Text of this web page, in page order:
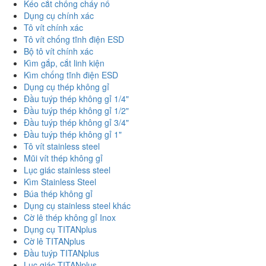
Kéo cắt chống cháy nổ
Dụng cụ chính xác
Tô vít chính xác
Tô vít chống tĩnh điện ESD
Bộ tô vít chính xác
Kìm gắp, cắt linh kiện
Kìm chống tĩnh điện ESD
Dụng cụ thép không gỉ
Đầu tuýp thép không gỉ 1/4"
Đầu tuýp thép không gỉ 1/2"
Đầu tuýp thép không gỉ 3/4"
Đầu tuýp thép không gỉ 1"
Tô vít stainless steel
Mũi vít thép không gỉ
Lục giác stainless steel
Kìm Stainless Steel
Búa thép không gỉ
Dụng cụ stainless steel khác
Cờ lê thép không gỉ Inox
Dụng cụ TITANplus
Cờ lê TITANplus
Đầu tuýp TITANplus